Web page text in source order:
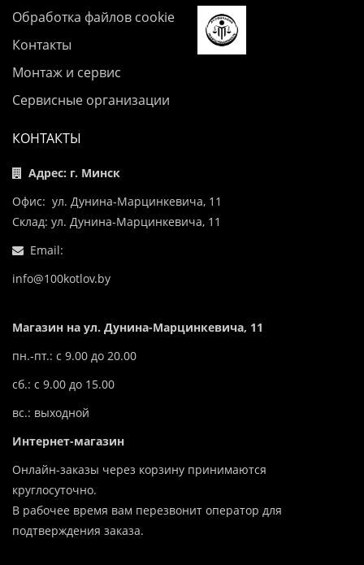
Обработка файлов cookie
Контакты
Монтаж и сервис
Сервисные организации
КОНТАКТЫ
Адрес: г. Минск
Офис: ул. Дунина-Марцинкевича, 11
Склад: ул. Дунина-Марцинкевича, 11
Email:
info@100kotlov.by
Магазин на ул. Дунина-Марцинкевича, 11
пн.-пт.: с 9.00 до 20.00
сб.: с 9.00 до 15.00
вс.: выходной
Интернет-магазин
Онлайн-заказы через корзину принимаются
круглосуточно.
В рабочее время вам перезвонит оператор для
подтверждения заказа.